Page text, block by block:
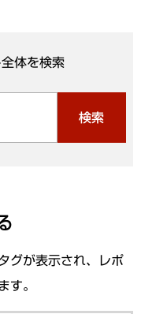
体を検索
検索
グが表示され、レポ
す。